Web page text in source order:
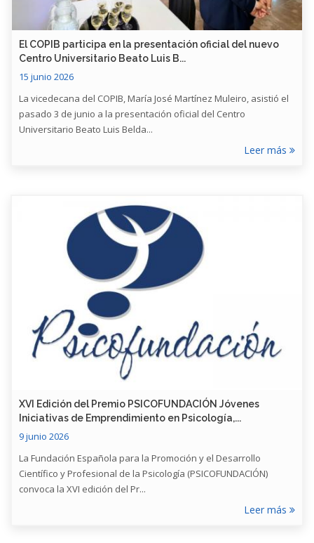
​El COPIB participa en la presentación oficial del nuevo
Centro Universitario Beato Luis B...
15 junio 2026
La vicedecana del COPIB, María José Martínez Muleiro, asistió el
pasado 3 de junio a la presentación oficial del Centro
Universitario Beato Luis Belda...
Leer más
XVI Edición del Premio PSICOFUNDACIÓN Jóvenes
Iniciativas de Emprendimiento en Psicología,...
9 junio 2026
La Fundación Española para la Promoción y el Desarrollo
Científico y Profesional de la Psicología (PSICOFUNDACIÓN)
convoca la XVI edición del Pr...
Leer más